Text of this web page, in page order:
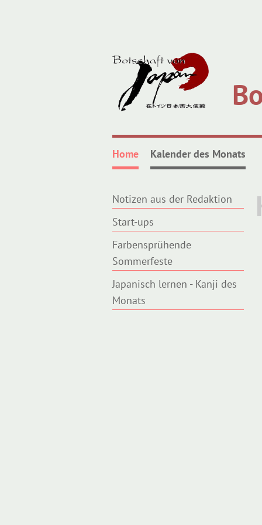
Home Kalender des Monats
Notizen aus der Redaktion
Start-ups
Farbensprühende
Sommerfeste
Japanisch lernen - Kanji des
Monats